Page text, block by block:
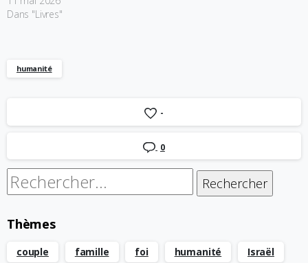
Dans "Livres"
humanité
-
0
Rechercher :
Thèmes
couple famille foi humanité Israël